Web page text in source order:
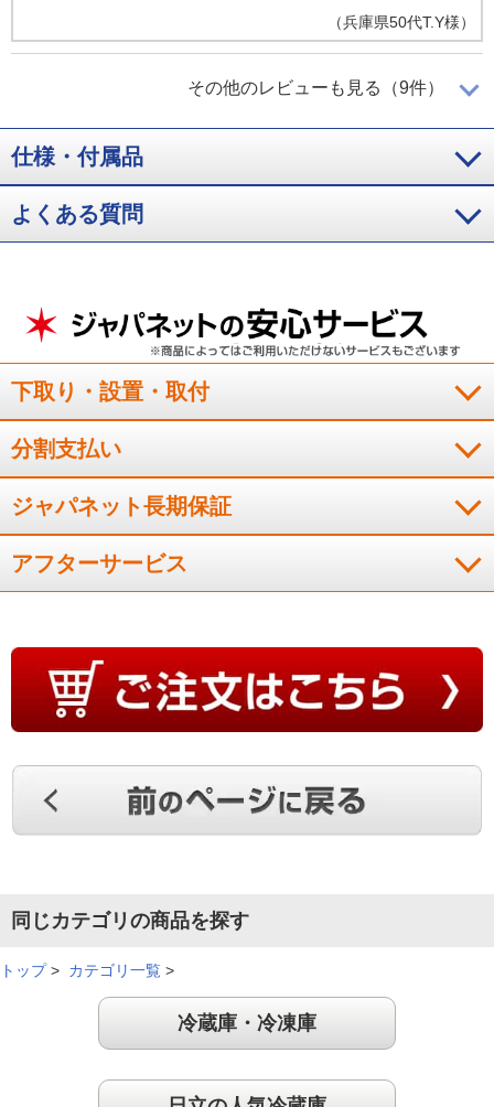
（兵庫県50代T.Y様）
たっぷり入って食べ盛りの子供達が来て
ちょうど良かったです。５４０Ｌの大容量なので沢山の食品が
収納でき、子供達、孫達が来ても困る事が無くなりました。
よく冷え、使い勝手もとても良い
以前使用していた冷蔵庫に比べて、収納力は格段に向上し、よ
く冷え、使い勝手もとても良いです。買ってよかったです。
U.N様）
たっぷり入って整理整頓がしやすい
食料品を買いすぎてしまっても、冷蔵庫の中は余裕があって整
理整頓がしやすいです。
（長野県60代 M.T様
冷凍室が２段目で腰への負担がラクに
その他のレビューも見る（9件）
仕様・付属品
よくある質問
下取り・設置・取付
分割支払い
ジャパネット長期保証
アフターサービス
同じカテゴリの商品を探す
トップ> カテゴリ一覧 >
冷蔵庫・冷凍庫